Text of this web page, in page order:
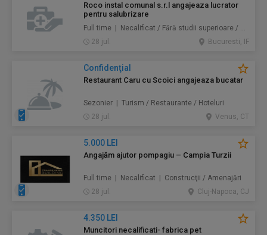
Roco instal comunal s.r.l angajeaza lucrator
pentru salubrizare
Full time | Necalificat / Fără studii superioare / Junior/Entry Level | Protecţia mediului / Prestări servicii
28 jul.
Bucuresti, IF
Confidenţial
Restaurant Caru cu Scoici angajeaza bucatar
Sezonier | Turism / Restaurante / Hoteluri
28 jul.
Venus, CT
5.000 LEI
Angajăm ajutor pompagiu – Campia Turzii
Full time | Necalificat | Construcţii / Amenajări
28 jul.
Cluj-Napoca, CJ
4.350 LEI
Muncitori necalificati- fabrica pet